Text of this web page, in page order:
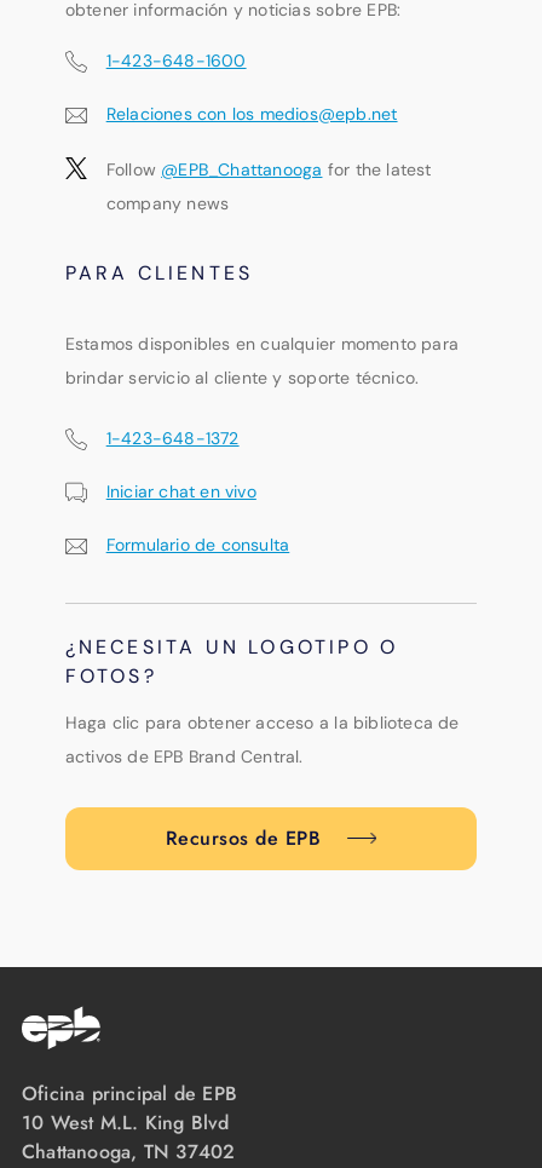
obtener información y noticias sobre EPB:
1-423-648-1600
Relaciones con los medios@epb.net
Follow @EPB_Chattanooga for the latest
company news
PARA CLIENTES
Estamos disponibles en cualquier momento para
brindar servicio al cliente y soporte técnico.
1-423-648-1372
Iniciar chat en vivo
Formulario de consulta
¿NECESITA UN LOGOTIPO O
FOTOS?
Haga clic para obtener acceso a la biblioteca de
activos de EPB Brand Central.
Recursos de EPB
Oficina principal de EPB
10 West M.L. King Blvd
Chattanooga, TN 37402